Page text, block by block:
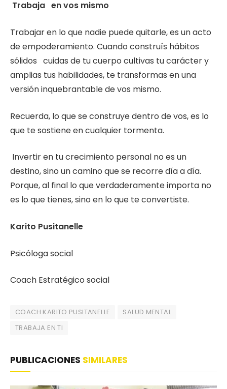
Trabaja en vos mismo
Trabajar en lo que nadie puede quitarle, es un acto
de empoderamiento. Cuando construís hábitos
sólidos cuidas de tu cuerpo cultivas tu carácter y
amplias tus habilidades, te transformas en una
versión inquebrantable de vos mismo.
Recuerda, lo que se construye dentro de vos, es lo
que te sostiene en cualquier tormenta.
Invertir en tu crecimiento personal no es un
destino, sino un camino que se recorre día a día.
Porque, al final lo que verdaderamente importa no
es lo que tienes, sino en lo que te convertiste.
Karito Pusitanelle
Psicóloga social
Coach Estratégico social
COACH KARITO PUSITANELLE
SALUD MENTAL
TRABAJA EN TI
PUBLICACIONES SIMILARES